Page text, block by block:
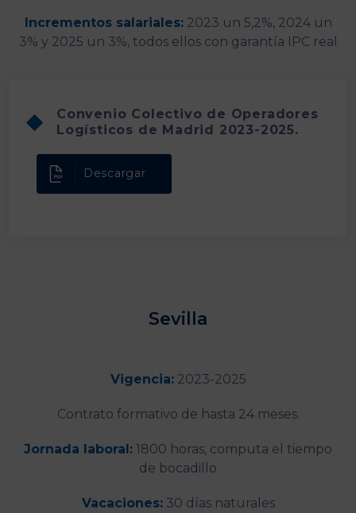
Incrementos salariales:2023 un 5,2%, 2024 un
3% y 2025 un 3%, todos ellos con garantía IPC real
Convenio Colectivo de Operadores
Logísticos de Madrid 2023-2025.
Descargar
Sevilla
Vigencia:2023-2025
Contrato formativo de hasta 24 meses.
Jornada laboral: 1800 horas, computa el tiempo
de bocadillo
Vacaciones:30 días naturales